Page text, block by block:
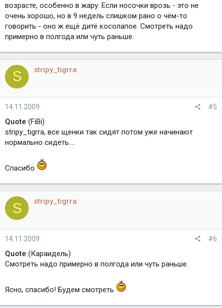
возрасте, особенно в жару. Если носочки врозь - это не
очень хорошо, но в 9 недель слишком рано о чём-то
говорить - оно ж ещё дитё косолапое. Смотреть надо
примерно в полгода или чуть раньше.
S stripy_tigrra
14.11.2009 #5
Quote (FiBi)
stripy_tigrra, все щенки так сидят потом уже начинают
нормально сидеть....
Спасибо
S stripy_tigrra
14.11.2009 #6
Quote (Караидель)
Смотреть надо примерно в полгода или чуть раньше.
Ясно, спасибо! Будем смотреть